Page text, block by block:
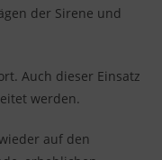
der Sirene und
Auch dieser Einsatz
werden.
auf den